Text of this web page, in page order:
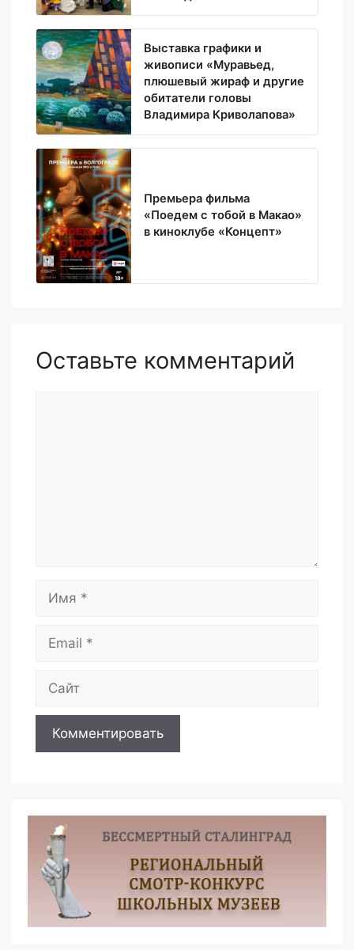
Выставка графики и
живописи «Муравьед,
плюшевый жираф и другие
обитатели головы
Владимира Криволапова»
Премьера фильма
«Поедем с тобой в Макао»
в киноклубе «Концепт»
Оставьте комментарий